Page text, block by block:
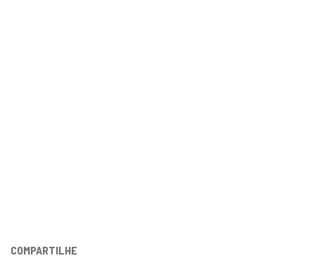
COMPARTILHE